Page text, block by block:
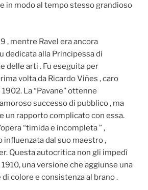
in modo al tempo stesso grandioso
, mentre Ravel era ancora
dedicata alla Principessa di
delle arti . Fu eseguita per
volta da Ricardo Viñes , caro
La “Pavane” ottenne
successo di pubblico , ma
un rapporto complicato con essa.
“timida e incompleta ” ,
dal suo maestro ,
Questa autocritica non gli impedì
una versione che aggiunse una
colore e consistenza al brano .